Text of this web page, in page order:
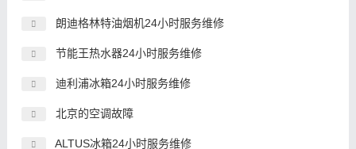
朗迪格林特油烟机24小时服务维修
节能王热水器24小时服务维修
迪利浦冰箱24小时服务维修
北京的空调故障
ALTUS冰箱24小时服务维修